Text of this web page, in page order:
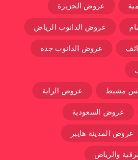
عروض الجزيرة
عروض الدانوب الرياض
عروض الدانوب جده
مشيط عروض الراية
عروض السعودية
عروض المدينة هايبر
والرياض